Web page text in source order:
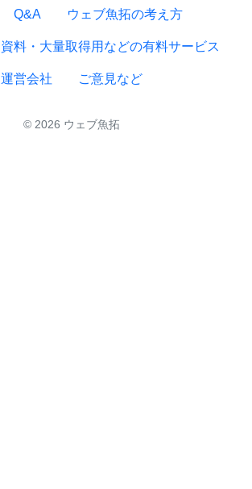
Q&A ウェブ魚拓の考え方
資料・大量取得用などの有料サービス
運営会社 ご意見など
© 2026 ウェブ魚拓